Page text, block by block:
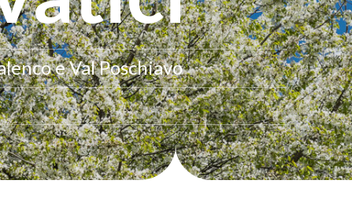
e Val Poschiavo